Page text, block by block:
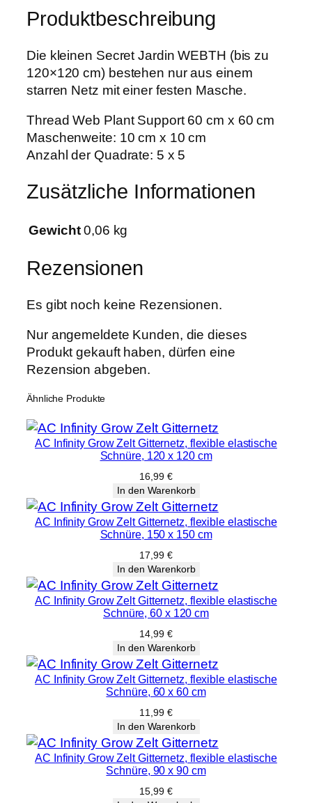
r
:
4
,
5
0
€
9
.
W
B
T
H
e
t
z
0
e
g
Produktbeschreibung
Die kleinen Secret Jardin WEBTH (bis zu
120×120 cm) bestehen nur aus einem
starren Netz mit einer festen Masche.
Thread Web Plant Support 60 cm x 60 cm
Maschenweite: 10 cm x 10 cm
Anzahl der Quadrate: 5 x 5
Zusätzliche Informationen
Gewicht 0,06 kg
Rezensionen
Es gibt noch keine Rezensionen.
Nur angemeldete Kunden, die dieses
Produkt gekauft haben, dürfen eine
Rezension abgeben.
Ähnliche Produkte
AC Infinity Grow Zelt Gitternetz, flexible elastische
Schnüre, 120 x 120 cm
16,99 €
In den Warenkorb
AC Infinity Grow Zelt Gitternetz, flexible elastische
Schnüre, 150 x 150 cm
17,99 €
In den Warenkorb
AC Infinity Grow Zelt Gitternetz, flexible elastische
Schnüre, 60 x 120 cm
14,99 €
In den Warenkorb
AC Infinity Grow Zelt Gitternetz, flexible elastische
Schnüre, 60 x 60 cm
11,99 €
In den Warenkorb
AC Infinity Grow Zelt Gitternetz, flexible elastische
Schnüre, 90 x 90 cm
15,99 €